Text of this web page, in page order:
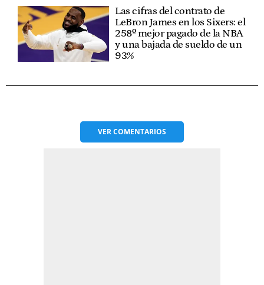
Las cifras del contrato de
LeBron James en los Sixers: el
258º mejor pagado de la NBA
y una bajada de sueldo de un
93%
VERCOMENTARIOS